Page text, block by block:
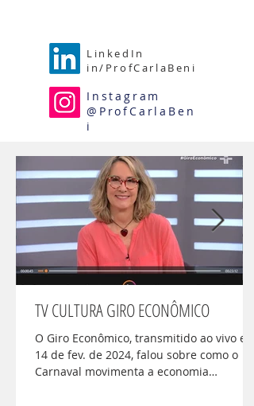
LinkedIn
in/ProfCarlaBeni
Instagram
@ProfCarlaBen
i
TV CULTURA GIRO ECONÔMICO
O Giro Econômico, transmitido ao vivo em
14 de fev. de 2024, falou sobre como o
Carnaval movimenta a economia